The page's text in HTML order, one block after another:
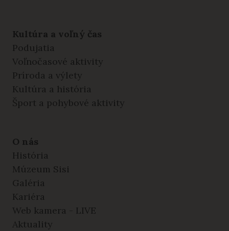
Kultúra a voľný čas
Podujatia
Voľnočasové aktivity
Príroda a výlety
Kultúra a história
Šport a pohybové aktivity
O nás
História
Múzeum Sisi
Galéria
Kariéra
Web kamera - LIVE
Aktuality